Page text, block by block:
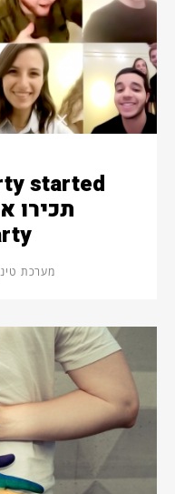
תכירו
מערכת